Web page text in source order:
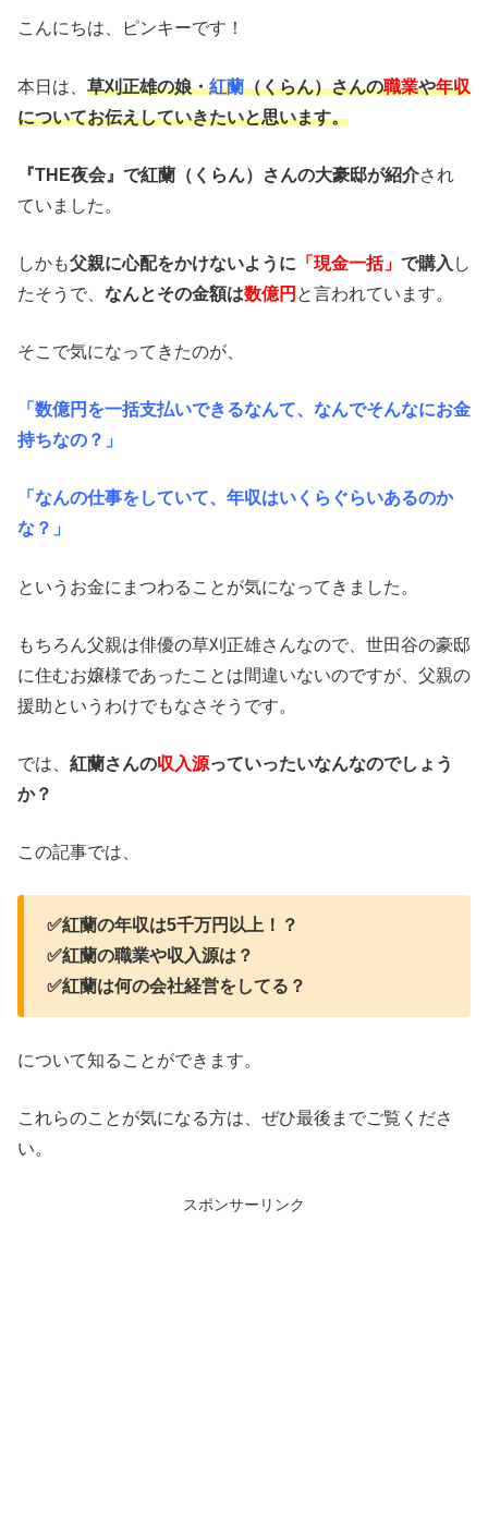
こんにちは、ピンキーです！
本日は、 草刈正雄の娘・紅蘭（くらん）さんの職業や年収
についてお伝えしていきたいと思います。
『THE夜会』で紅蘭（くらん）さんの大豪邸が紹介され
ていました。
しかも父親に心配をかけないように 「現金一括」 で購入 し
たそうで、 なんとその金額は数億円 と言われています。
そこで気になってきたのが、
「数億円を一括支払いできるなんて、なんでそんなにお金
持ちなの？」
「なんの仕事をしていて、年収はいくらぐらいあるのか
な？」
というお金にまつわることが気になってきました。
もちろん父親は俳優の草刈正雄さんなので、世田谷の豪邸
に住むお嬢様であったことは間違いないのですが、父親の
援助というわけでもなさそうです。
では、 紅蘭さんの収入源っていったいなんなのでしょう
か？
この記事では、
✅紅蘭の年収は5千万円以上！？
✅紅蘭の職業や収入源は？
✅紅蘭は何の会社経営をしてる？
について知ることができます。
これらのことが気になる方は、ぜひ最後までご覧くださ
い。
スポンサーリンク